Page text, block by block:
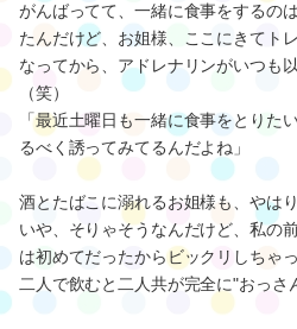
がんばってて、一緒に食事をするの
たんだけど、お姐様、ここにきてト
なってから、アドレナリンがいつも
（笑）
「最近土曜日も一緒に食事をとりた
るべく誘ってみてるんだよね」
酒とたばこに溺れるお姐様も、やは
いや、そりゃそうなんだけど、私の
は初めてだったからビックリしちゃっ
二人で飲むと二人共が完全に"おっさ